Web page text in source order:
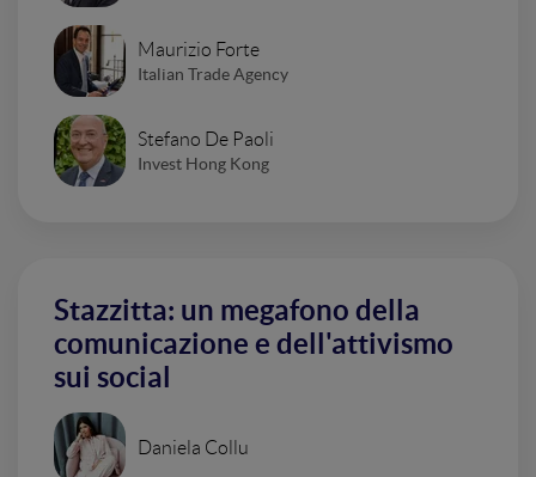
Maurizio Forte
Italian Trade Agency
Stefano De Paoli
Invest Hong Kong
Stazzitta: un megafono della
comunicazione e dell'attivismo
sui social
Daniela Collu